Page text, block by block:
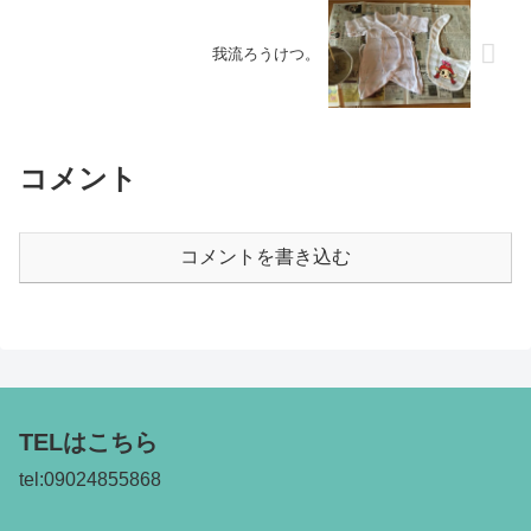
我流ろうけつ。
コメント
コメントを書き込む
TELはこちら
tel:09024855868